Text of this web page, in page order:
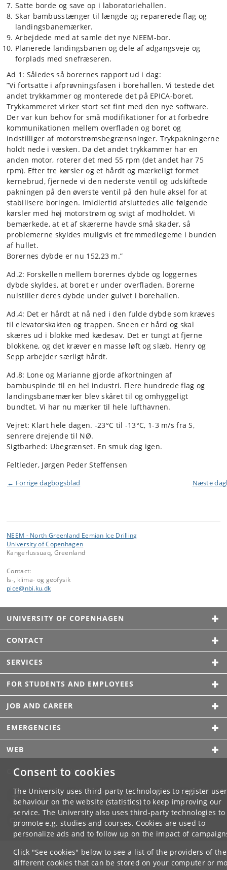
Consent to cookies
The University uses third-party technologies to register user
behaviour on the website (statistics) to keep improving our
service. The University also uses third-party technologies to
promote e.g. studies and courses. Cookies are used to
personalize ads and to follow up on the impact of
Click "See cookies" below to see a list of the providers of the
different cookies that can be stored on your computer or
Satte borde og save op i laboratoriehallen.
Skar bambusstænger til længde og reparerede flag og
landingsbanemærker.
Arbejdede med at samle det nye NEEM-bor.
Planerede landingsbanen og dele af adgangsveje og
forplads med snefræseren.
Ad 1: Således så borernes rapport ud i dag:
”Vi fortsatte i afprøvningsfasen i borehallen. Vi testede det
andet trykkammer og monterede det på EPICA-boret.
Trykkammeret virker stort set fint med den nye software.
Der var kun behov for små modifikationer for at forbedre
kommunikationen mellem overfladen og boret og
indstilliger af motorstrømsbegrænsninger. Trykpakningerne
holdt nede i væsken. Da det andet trykkammer har en
anden motor, roterer det med 55 rpm (det andet har 75
rpm). Efter tre kørsler og et hårdt og mærkeligt formet
kernebrud, fjernede vi den nederste ventil og udskiftede
pakningen på den øverste ventil på den hule aksel for at
stabilisere boringen. Imidlertid afsluttedes alle følgende
kørsler med høj motorstrøm og svigt af modholdet. Vi
bemærkede, at et af skærerne havde små skader, så
problemerne skyldes muligvis et fremmedlegeme i bunden
af hullet.
Borernes dybde er nu 152,23 m.”
Ad.2: Forskellen mellem borernes dybde og loggernes
dybde skyldes, at boret er under overfladen. Borerne
nulstiller deres dybde under gulvet i borehallen.
Ad.4: Det er hårdt at nå ned i den fulde dybde som kræves
til elevatorskakten og trappen. Sneen er hård og skal
skæres ud i blokke med kædesav. Det er tungt at fjerne
blokkene, og det kræver en masse løft og slæb. Henry og
Sepp arbejder særligt hårdt.
Ad.8: Lone og Marianne gjorde afkortningen af
bambuspinde til en hel industri. Flere hundrede flag og
landingsbanemærker blev skåret til og omhyggeligt
bundtet. Vi har nu mærker til hele lufthavnen.
Vejret: Klart hele dagen. -23°C til -13°C, 1-3 m/s fra S,
senrere drejende til NØ.
Sigtbarhed: Ubegrænset. En smuk dag igen.
Feltleder, Jørgen Peder Steffensen
← Forrige dagbogsblad Næste
NEEM - North Greenland Eemian Ice Drilling
University of Copenhagen
Kangerlussuaq, Greenland
Contact:
Is-, klima- og geofysik
pice@nbi.ku.dk
UNIVERSITY OF COPENHAGEN
CONTACT
SERVICES
FOR STUDENTS AND EMPLOYEES
JOB AND CAREER
EMERGENCIES
WEB
CONNECT WITH UCPH